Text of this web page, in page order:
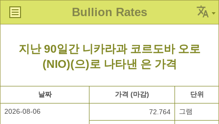
Bullion Rates
지난 90일간 니카라과 코르도바 오로
(NIO)(으)로 나타낸 은 가격
날짜 가격 (마감) 단위
2026-08-06 72.764 그램